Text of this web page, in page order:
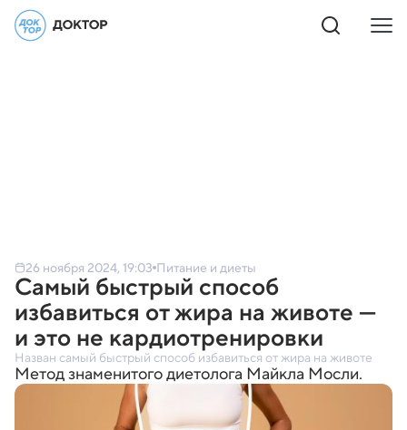
26 ноября 2024, 19:03 Питание и диеты
Самый быстрый способ
избавиться от жира на животе —
и это не кардиотренировки
Назван самый быстрый способ избавиться от жира на животе
Метод знаменитого диетолога Майкла Мосли.